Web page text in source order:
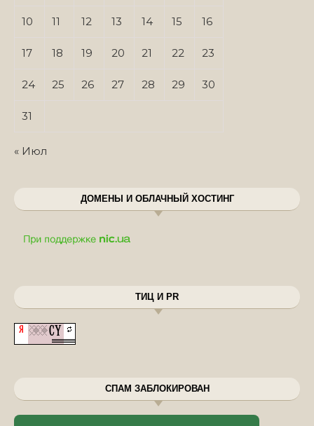
10 11 12 13 14 15 16
17 18 19 20 21 22 23
24 25 26 27 28 29 30
31
« Июл
ДОМЕНЫ И ОБЛАЧНЫЙ ХОСТИНГ
ТИЦ И PR
СПАМ ЗАБЛОКИРОВАН